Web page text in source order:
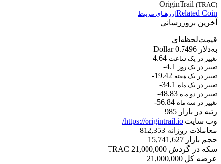
OriginTrail (TRAC)
Related Coinارزهـای مرتبط
آخرین بروزرسانی
قیمت‌لحظه‌ای
به‌دلار Dollar 0.7496
تغییر در یک ساعت 4.64
تغییر در یک روز -4.1
تغییر در یک هفته -19.42
تغییر در یک ماه -34.1
تغییر در دو ماه -48.83
تغییر در سه ماه -56.84
رتبه در بازار 985
وب سایت https://origintrail.io/
معاملات روزانه 812,353
حجم بازار 15,741,627
سکه در گردش 21,000,000
عرضه کل 21,000,000